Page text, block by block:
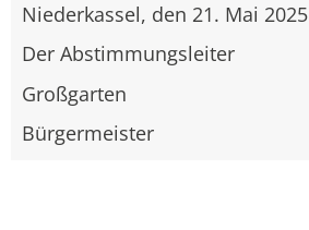
Niederkassel, den 21. Mai 2025
Der Abstimmungsleiter
Großgarten
Bürgermeister